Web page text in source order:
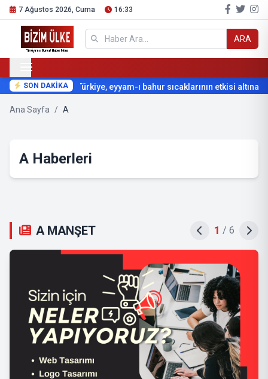
7 Ağustos 2026, Cuma 16:33
ARA
SON DAKİKATürkiye, eyyam-ı bahur sıcaklarının etkisi altına
Ana Sayfa / A
A Haberleri
A MANŞET 2 / 6